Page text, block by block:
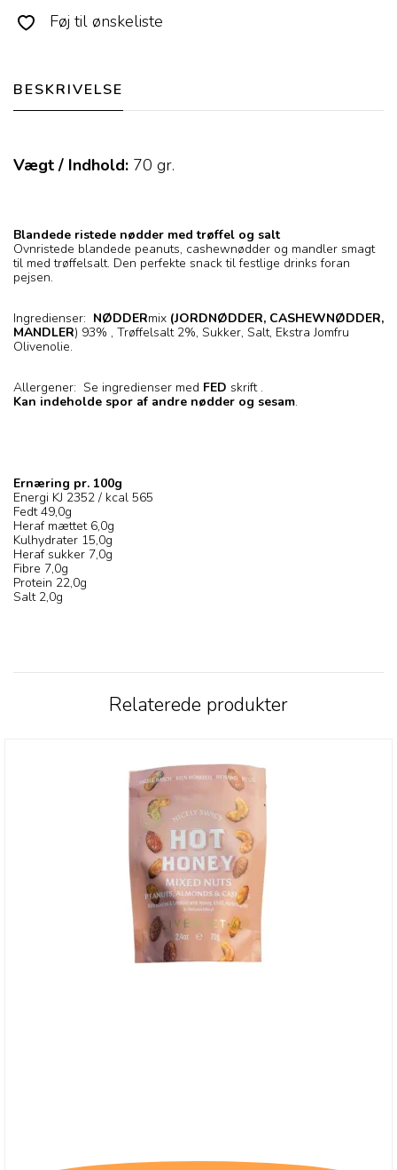
Føj til ønskeliste
BESKRIVELSE
Vægt / Indhold: 70 gr.
Blandede ristede nødder med trøffel og salt
Ovnristede blandede peanuts, cashewnødder og mandler smagt
til med trøffelsalt. Den perfekte snack til festlige drinks foran
pejsen.
Ingredienser: NØDDERmix (JORDNØDDER, CASHEWNØDDER,
MANDLER) 93% , Trøffelsalt 2%, Sukker, Salt, Ekstra Jomfru
Olivenolie.
Allergener: Se ingredienser med FED skrift .
Kan indeholde spor af andre nødder og sesam.
Ernæring pr. 100g
Energi KJ 2352 / kcal 565
Fedt 49,0g
Heraf mættet 6,0g
Kulhydrater 15,0g
Heraf sukker 7,0g
Fibre 7,0g
Protein 22,0g
Salt 2,0g
Relaterede produkter